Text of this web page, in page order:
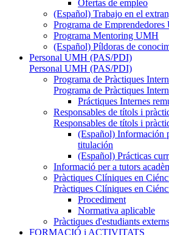
Ofertas de empleo
(Español) Trabajo en el
Programa de
Programa Mentoring UMH
(Español) Píldoras de
Personal UMH (PAS/PDI)
Personal UMH (PAS/PDI)
Programa de Pràctiques
Programa de Pràctiques
Práctiques Internes
Responsables de títols i
Responsables de títols i
(Español) Información
titulación
(Español) Prácticas
Informació per a tutors
Pràctiques Clíniques en
Pràctiques Clíniques en
Procediment
Normativa aplicable
Pràctiques d'estudiants
FORMACIÓ i ACTIVITATS